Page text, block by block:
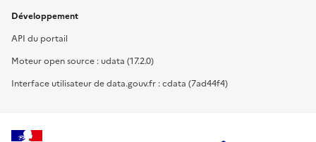
Développement
API du portail
Moteur open source : udata (17.2.0)
Interface utilisateur de data.gouv.fr : cdata (7ad44f4)